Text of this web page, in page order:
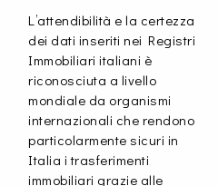
L’attendibilità e la certezza
dei dati inseriti nei Registri
Immobiliari italiani è
riconosciuta a livello
mondiale da organismi
internazionali che rendono
particolarmente sicuri in
Italia i trasferimenti
immobiliari grazie alle